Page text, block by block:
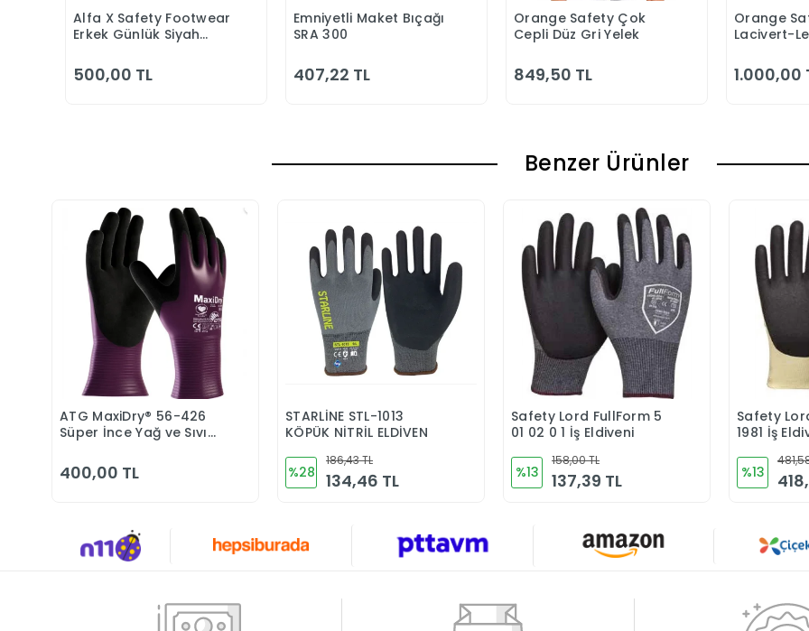
Sepete Ekle
Alfa X Safety Footwear
Erkek Günlük Siyah
500,00 TL
Sepete Ekle
Emniyetli Maket Bıçağı
SRA 300
407,22 TL
Sepete Ekle
Orange Safety Çok
Cepli Düz Gri Yelek
849,50 TL
Orange
Lacivert-
1.000,00
Benzer Ürünler
Sepete Ekle
ATG MaxiDry® 56-426
Süper İnce Yağ ve Sıvı
Dayanımlı İş Eldiveni
400,00 TL
Sepete Ekle
STARLİNE STL-1013
KÖPÜK NİTRİL ELDİVEN
%28
186,43 TL
134,46 TL
Sepete Ekle
Safety Lord FullForm 5
01 02 0 1 İş Eldiveni
%13
158,00 TL
137,39 TL
Safety
1981 İş
%13